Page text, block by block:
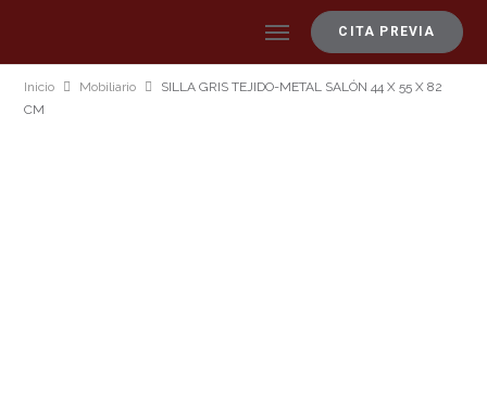
CITA PREVIA
Inicio Mobiliario
SILLA GRIS TEJIDO-METAL SALÓN 44 X 55 X 82
CM